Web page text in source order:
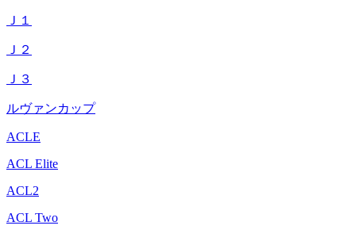
Ｊ１
Ｊ２
Ｊ３
ルヴァンカップ
ACLE
ACL Elite
ACL2
ACL Two